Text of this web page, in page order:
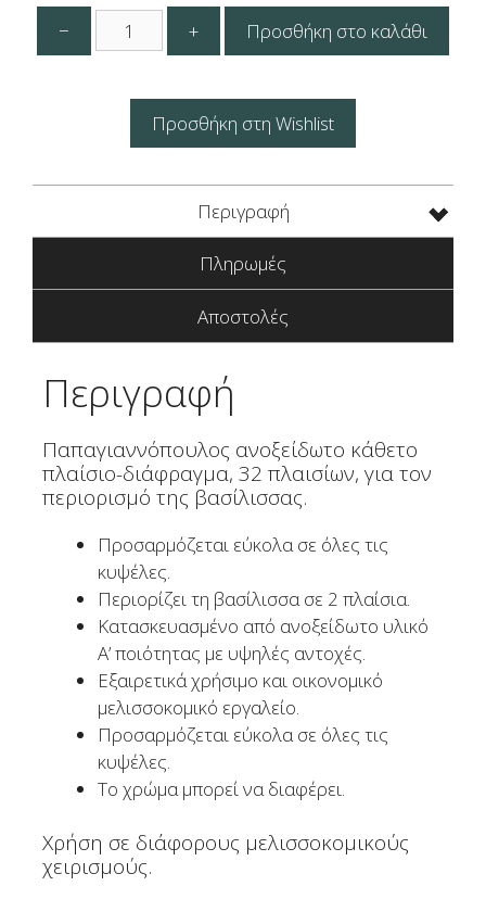
−
Πλαισιοδιάφραγμα
Βασίλισσας
Πλαισίων
Παπαγιαννόπουλος
+ Προσθήκη στο καλάθι
Προσθήκη στη Wishlist
Περιγραφή
Πληρωμές
Αποστολές
Περιγραφή
Παπαγιαννόπουλος ανοξείδωτο κάθετο
πλαίσιο-διάφραγμα, 32 πλαισίων, για τον
περιορισμό της βασίλισσας.
Προσαρμόζεται εύκολα σε όλες τις
κυψέλες.
Περιορίζει τη βασίλισσα σε 2 πλαίσια.
Κατασκευασμένο από ανοξείδωτο υλικό
Α’ ποιότητας με υψηλές αντοχές.
Εξαιρετικά χρήσιμο και οικονομικό
μελισσοκομικό εργαλείο.
Προσαρμόζεται εύκολα σε όλες τις
κυψέλες.
Το χρώμα μπορεί να διαφέρει.
Χρήση σε διάφορους μελισσοκομικούς
χειρισμούς.